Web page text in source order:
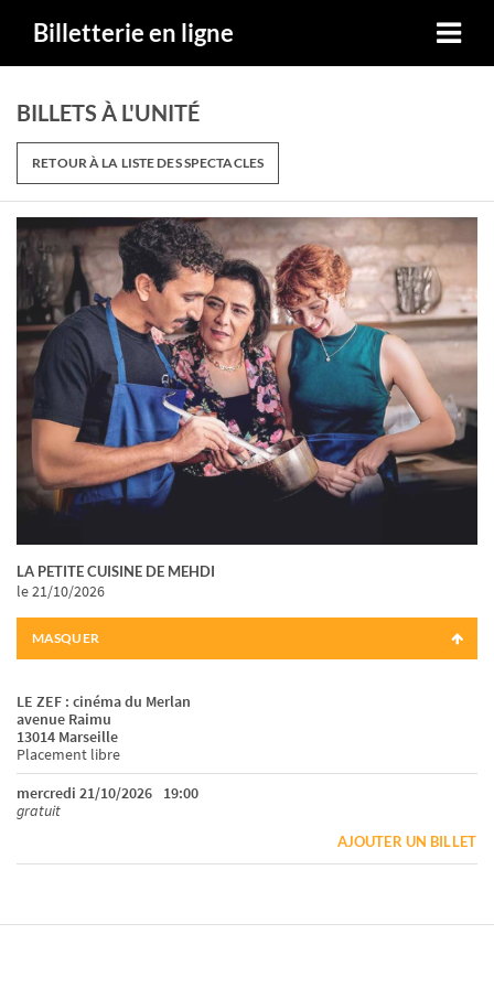
Billetterie en ligne
BILLETS À L'UNITÉ
RETOUR À LA LISTE DES SPECTACLES
LA PETITE CUISINE DE MEHDI
le 21/10/2026
MASQUER
LE ZEF : cinéma du Merlan
avenue Raimu
13014 Marseille
Placement libre
mercredi 21/10/2026
19:00
gratuit
AJOUTER UN BILLET